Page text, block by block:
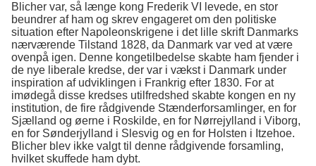
Blicher var, så længe kong Frederik VI levede, en stor
beundrer af ham og skrev engageret om den politiske
situation efter Napoleonskrigene i det lille skrift Danmarks
nærværende Tilstand 1828, da Danmark var ved at være
ovenpå igen. Denne kongetilbedelse skabte ham fjender i
de nye liberale kredse, der var i vækst i Danmark under
inspiration af udviklingen i Frankrig efter 1830. For at
imødegå disse kredses utilfredshed skabte kongen en ny
institution, de fire rådgivende Stænderforsamlinger, en for
Sjælland og øerne i Roskilde, en for Nørrejylland i Viborg,
en for Sønderjylland i Slesvig og en for Holsten i Itzehoe.
Blicher blev ikke valgt til denne rådgivende forsamling,
hvilket skuffede ham dybt.